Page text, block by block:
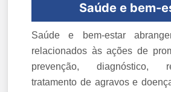
Saúde e bem-
Saúde e bem-estar
relacionados às ações de
prevenção, diagnóstico,
tratamento de agravos e